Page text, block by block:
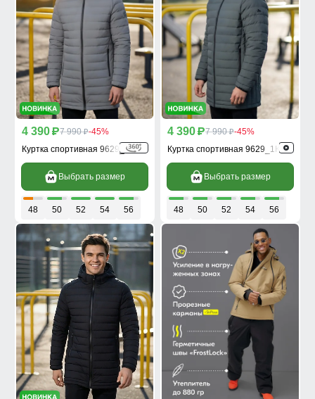
4 390 p7 990 p-45%
Куртка спортивная 9629_1Sr
Выбрать размер
48 50 52 54 56
4 390 p7 990 p-45%
Куртка спортивная 9629_1Kh
Выбрать размер
48 50 52 54 56